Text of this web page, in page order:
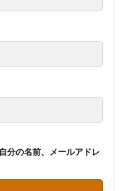
分の名前、メールアドレ